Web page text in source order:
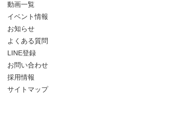
動画一覧
イベント情報
お知らせ
よくある質問
LINE登録
お問い合わせ
採用情報
サイトマップ